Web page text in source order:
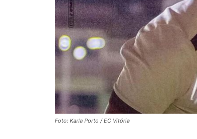
Foto: Karla Porto / EC Vitória